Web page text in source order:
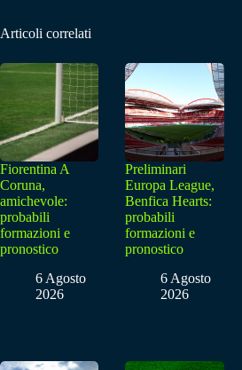
Articoli correlati
Fiorentina A
Coruna,
amichevole:
probabili
formazioni e
pronostico
6 Agosto
2026
Preliminari
Europa League,
Benfica Hearts:
probabili
formazioni e
pronostico
6 Agosto
2026